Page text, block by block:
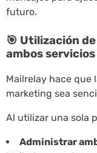
futuro.
🎯 Utilización
ambos servicios
Mailrelay hace que
marketing sea
Al utilizar una sola
Administrar